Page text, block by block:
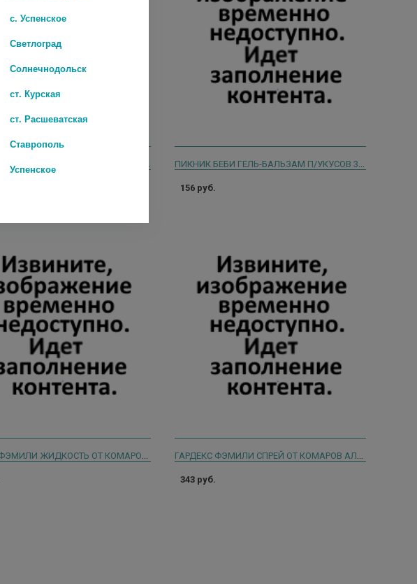
АЗУДОЛ ГЕЛЬ Д/УХОДА ЗА КОЖЕЙ ПОСЛЕ УКУСОВ НАСЕКОМЫХ 20МЛ ПИКНИК БЕБИ ГЕЛЬ-БАЛЬЗАМ П/УКУСОВ 30МЛ. [PICNIC BABY]
156 руб.
343 руб.
с. Успенское
Светлоград
Солнечнодольск
ст. Курская
ст. Расшеватская
Ставрополь
Успенское